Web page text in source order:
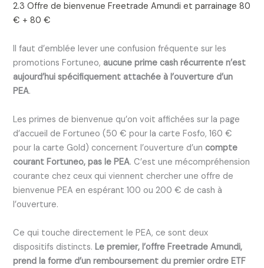
2.3 Offre de bienvenue Freetrade Amundi et parrainage 80
€ + 80 €
Il faut d’emblée lever une confusion fréquente sur les
promotions Fortuneo, aucune prime cash récurrente n’est
aujourd’hui spécifiquement attachée à l’ouverture d’un
PEA.
Les primes de bienvenue qu’on voit affichées sur la page
d’accueil de Fortuneo (50 € pour la carte Fosfo, 160 €
pour la carte Gold) concernent l’ouverture d’uncompte
courant Fortuneo, pas le PEA. C’est une mécompréhension
courante chez ceux qui viennent chercher une offre de
bienvenue PEA en espérant 100 ou 200 € de cash à
l’ouverture.
Ce qui touche directement le PEA, ce sont deux
dispositifs distincts.Le premier, l’offre Freetrade Amundi,
prend la forme d’un remboursement du premier ordre ETF